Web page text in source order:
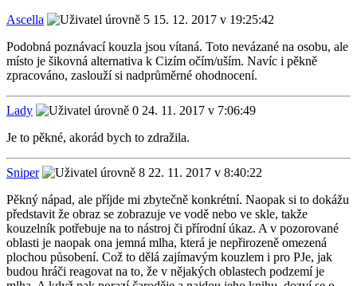
Ascella
15. 12. 2017 v 19:25:42
Podobná poznávací kouzla jsou vítaná. Toto nevázané na osobu, ale
místo je šikovná alternativa k Cizím očím/uším. Navíc i pěkně
zpracováno, zaslouží si nadprůměrné ohodnocení.
Lady
24. 11. 2017 v 7:06:49
Je to pěkné, akorád bych to zdražila.
Sniper
22. 11. 2017 v 8:40:22
Pěkný nápad, ale příjde mi zbytečně konkrétní. Naopak si to dokážu
představit že obraz se zobrazuje ve vodě nebo ve skle, takže
kouzelník potřebuje na to nástroj či přírodní úkaz. A v pozorované
oblasti je naopak ona jemná mlha, která je nepřirozeně omezená
plochou působení. Což to dělá zajímavým kouzlem i pro PJe, jak
budou hráči reagovat na to, že v nějakých oblastech podzemí je